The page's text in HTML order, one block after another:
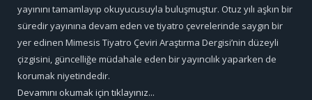
yayınını tamamlayıp okuyucusuyla buluşmuştur. Otuz yılı aşkın bir
süredir yayınına devam eden ve tiyatro çevrelerinde saygın bir
yer edinen Mimesis Tiyatro Çeviri Araştırma Dergisi’nin düzeyli
çizgisini, güncelliğe müdahale eden bir yayıncılık yaparken de
korumak niyetindedir.
Devamını okumak için tıklayınız...